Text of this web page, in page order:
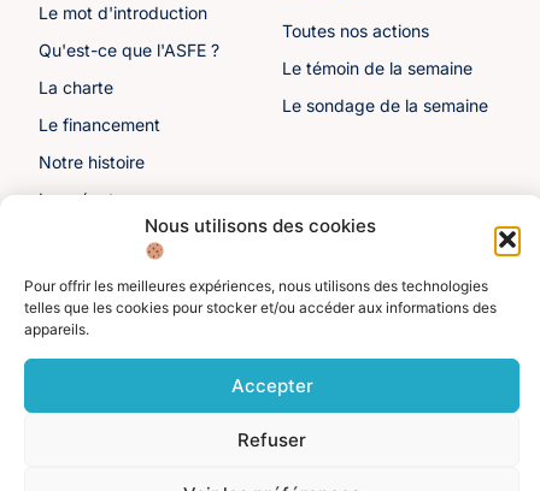
Nous utilisons des cookies
Pour offrir les meilleures expériences, nous utilisons des technologies
telles que les cookies pour stocker et/ou accéder aux informations des
appareils.
Accepter
Refuser
Le mot d'introduction
Qu'est-ce que l'ASFE ?
La charte
Le financement
Notre histoire
Les sénateurs
Toutes nos actions
Le témoin de la semaine
Le sondage de la semaine
Toutes les ressources
Actualités
Contactez-nous
Protection des données
personnelles